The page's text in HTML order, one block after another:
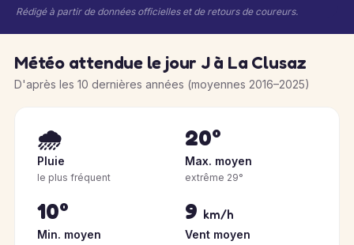
Rédigé à partir de données officielles et de retours de coureurs.
Météo attendue le jour J à La Clusaz
D'après les 10 dernières années (moyennes 2016–2025)
🌧️
Pluie
le plus fréquent
20°
Max. moyen
extrême 29°
10°
Min. moyen
9 km/h
Vent moyen